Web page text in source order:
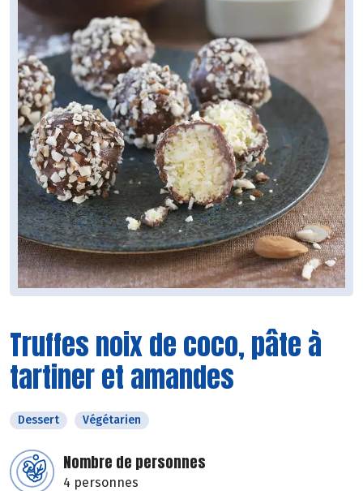
Truffes noix de coco, pâte à
tartiner et amandes
Dessert Végétarien
Nombre de personnes
4 personnes